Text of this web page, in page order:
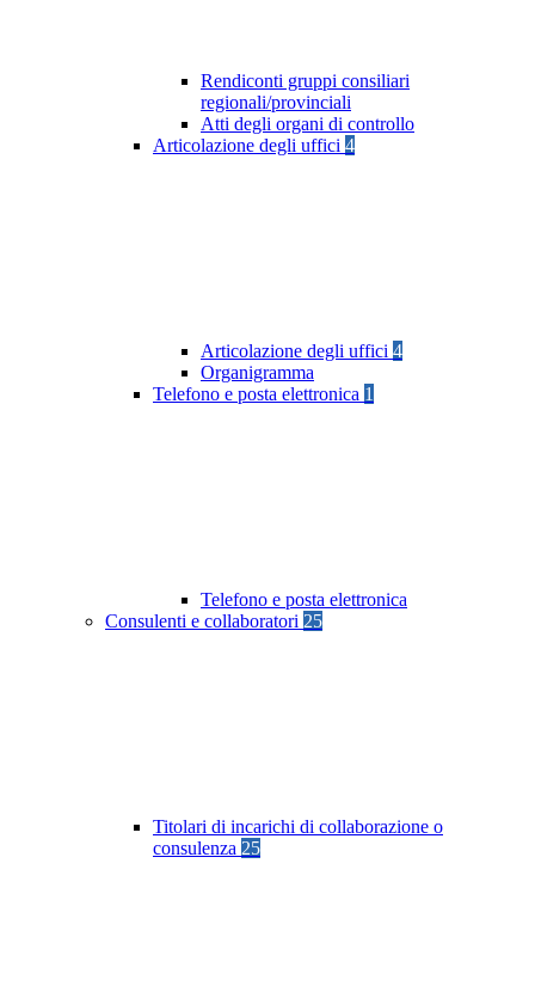
Rendiconti gruppi consiliari
regionali/provinciali
Atti degli organi di controllo
Articolazione degli uffici 4
Articolazione degli uffici 4
Organigramma
Telefono e posta elettronica 1
Telefono e posta elettronica
Consulenti e collaboratori 25
Titolari di incarichi di collaborazione o
consulenza 25